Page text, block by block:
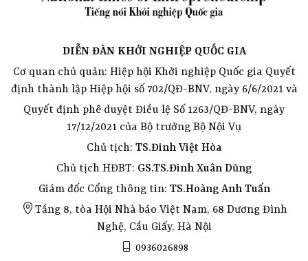
DIỄN ĐÀN KHỞI NGHIỆP QUỐC GIA
Cơ quan chủ quản: Hiệp hội Khởi nghiệp Quốc gia Quyết
định thành lập Hiệp hội số 702/QĐ-BNV, ngày 6/6/2021 và
Quyết định phê duyệt Điều lệ Số 1263/QĐ-BNV, ngày
17/12/2021 của Bộ trưởng Bộ Nội Vụ
Chủ tịch: TS.Đinh Việt Hòa
Chủ tịch HĐBT: GS.TS.Đinh Xuân Dũng
Giám đốc Cổng thông tin: TS.Hoàng Anh Tuấn
Tầng 8, tòa Hội Nhà báo Việt Nam, 68 Dương Đình
Nghệ, Cầu Giấy, Hà Nội
0936026898